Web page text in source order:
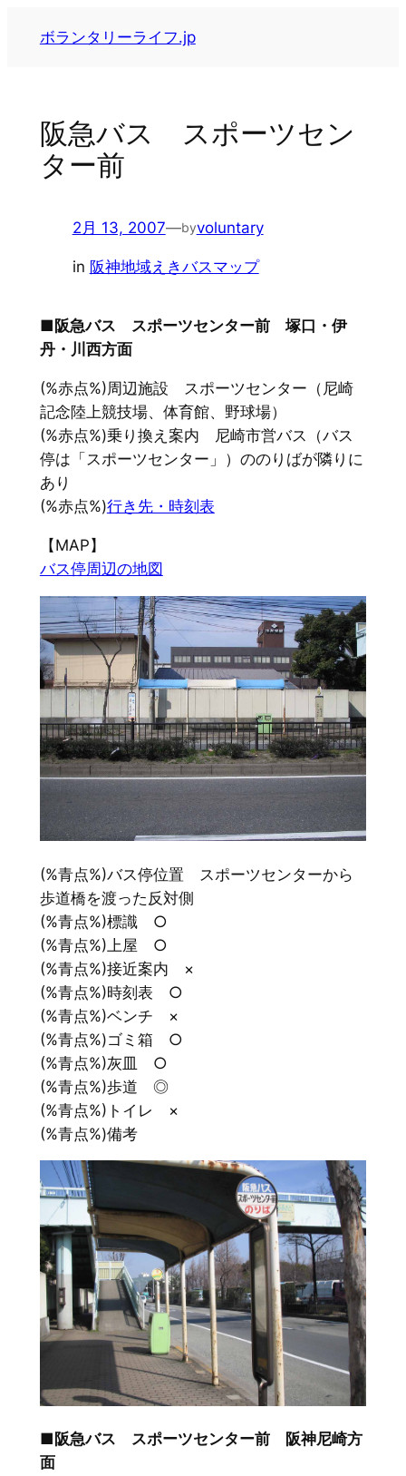
ボランタリーライフ.jp
阪急バス スポーツセン
ター前
2月 13, 2007—byvoluntary
in 阪神地域えきバスマップ
■阪急バス スポーツセンター前 塚口・伊
丹・川西方面
(%赤点%)周辺施設 スポーツセンター（尼崎
記念陸上競技場、体育館、野球場）
(%赤点%)乗り換え案内 尼崎市営バス（バス
停は「スポーツセンター」）ののりばが隣りに
あり
(%赤点%)行き先・時刻表
【MAP】
バス停周辺の地図
(%青点%)バス停位置 スポーツセンターから
歩道橋を渡った反対側
(%青点%)標識 ○
(%青点%)上屋 ○
(%青点%)接近案内 ×
(%青点%)時刻表 ○
(%青点%)ベンチ ×
(%青点%)ゴミ箱 ○
(%青点%)灰皿 ○
(%青点%)歩道 ◎
(%青点%)トイレ ×
(%青点%)備考
■阪急バス スポーツセンター前 阪神尼崎方
面